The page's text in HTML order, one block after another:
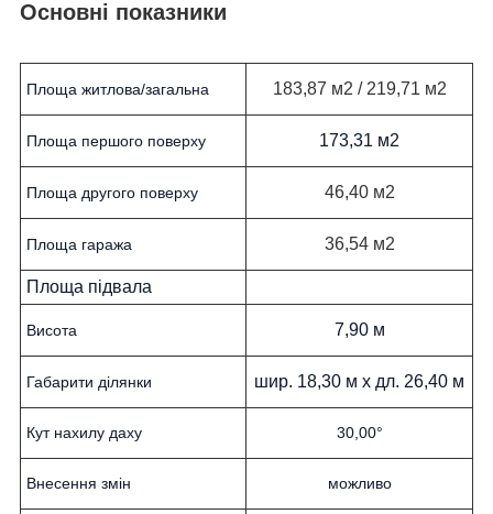
Основні показники
Площа житлова/загальна 183,87 м2 / 219,71 м2
Площа першого поверху 173,31 м2
Площа другого поверху 46,40 м2
Площа гаража 36,54 м2
Площа підвала
Висота 7,90 м
Габарити ділянки шир. 18,30 м х дл. 26,40 м
Кут нахилу даху 30,00°
Внесення змін можливо